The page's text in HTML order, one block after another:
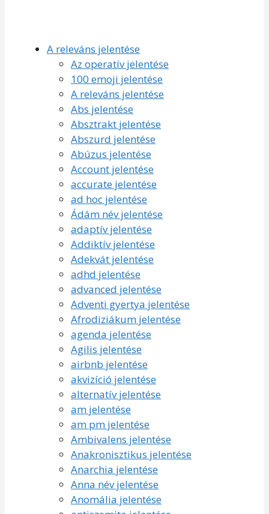
A releváns jelentése
Az operatív jelentése
100 emoji jelentése
A releváns jelentése
Abs jelentése
Absztrakt jelentése
Abszurd jelentése
Abúzus jelentése
Account jelentése
accurate jelentése
ad hoc jelentése
Ádám név jelentése
adaptív jelentése
Addiktív jelentése
Adekvát jelentése
adhd jelentése
advanced jelentése
Adventi gyertya jelentése
Afrodiziákum jelentése
agenda jelentése
Agilis jelentése
airbnb jelentése
akvizíció jelentése
alternatív jelentése
am jelentése
am pm jelentése
Ambivalens jelentése
Anakronisztikus jelentése
Anarchia jelentése
Anna név jelentése
Anomália jelentése